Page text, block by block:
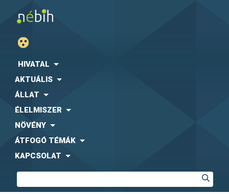
HIVATAL
AKTUÁLIS
ÁLLAT
ÉLELMISZER
NÖVÉNY
ÁTFOGÓ TÉMÁK
KAPCSOLAT